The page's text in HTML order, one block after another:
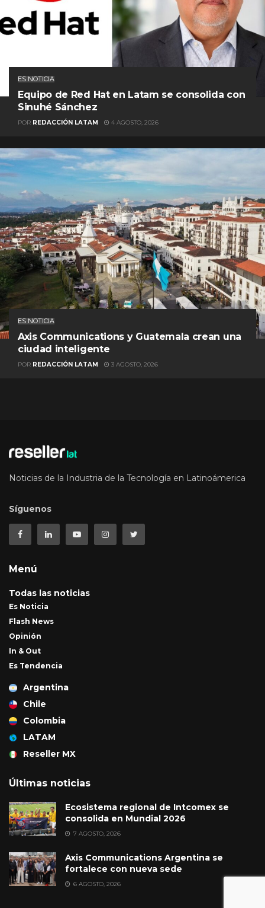
ES NOTICIA
Equipo de Red Hat en Latam se consolida con
Sinuhé Sánchez
POR REDACCIÓN LATAM 4 AGOSTO, 2026
ES NOTICIA
Axis Communications y Guatemala crean una
ciudad inteligente
POR REDACCIÓN LATAM 3 AGOSTO, 2026
Noticias de la Industria de la Tecnología en Latinoámerica
Síguenos
Menú
Todas las noticias
Es Noticia
Flash News
Opinión
In & Out
Es Tendencia
Argentina
Chile
Colombia
LATAM
Reseller MX
Últimas noticias
Ecosistema regional de Intcomex se
consolida en Mundial 2026
7 AGOSTO, 2026
Axis Communications Argentina se
fortalece con nueva sede
6 AGOSTO, 2026